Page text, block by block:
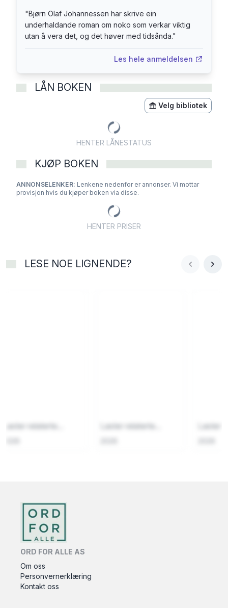
"Bjørn Olaf Johannessen har skrive ein
underhaldande roman om noko som verkar viktig
utan å vera det, og det høver med tidsånda."
Les hele anmeldelsen
LÅN BOKEN
Velg bibliotek
HENTER LÅNESTATUS
KJØP BOKEN
ANNONSELENKER: Lenkene nedenfor er annonser. Vi mottar
provisjon hvis du kjøper boken via disse.
HENTER PRISER
LESE NOE LIGNENDE?
Laster relaterte... Laster relaterte... Laster
ORD FOR ALLE AS
Om oss
Personvernerklæring
Kontakt oss